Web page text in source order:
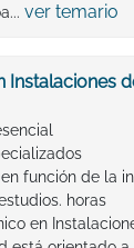
ver temario
Instalaciones
función de la
horas
en